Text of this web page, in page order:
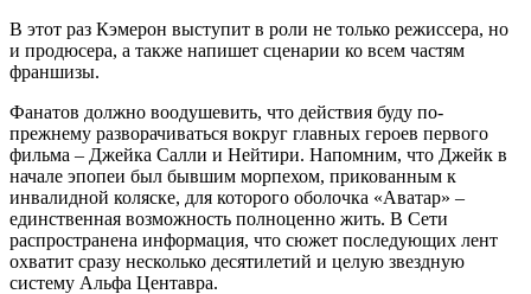
В этот раз Кэмерон выступит в роли не только режиссера, но
и продюсера, а также напишет сценарии ко всем частям
франшизы.
Фанатов должно воодушевить, что действия буду по-
прежнему разворачиваться вокруг главных героев первого
фильма – Джейка Салли и Нейтири. Напомним, что Джейк в
начале эпопеи был бывшим морпехом, прикованным к
инвалидной коляске, для которого оболочка «Аватар» –
единственная возможность полноценно жить. В Сети
распространена информация, что сюжет последующих лент
охватит сразу несколько десятилетий и целую звездную
систему Альфа Центавра.